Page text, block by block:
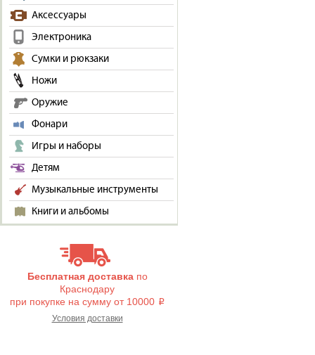
Аксессуары
Электроника
Сумки и рюкзаки
Ножи
Оружие
Фонари
Игры и наборы
Детям
Музыкальные инструменты
Книги и альбомы
Бесплатная доставкапо
Краснодару
при покупке на сумму от 10000 i
Условия доставки